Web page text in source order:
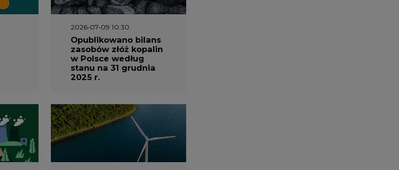
2026-07-09 10:30
Opublikowano bilans
zasobów złóż kopalin
w Polsce według
stanu na 31 grudnia
2025 r.